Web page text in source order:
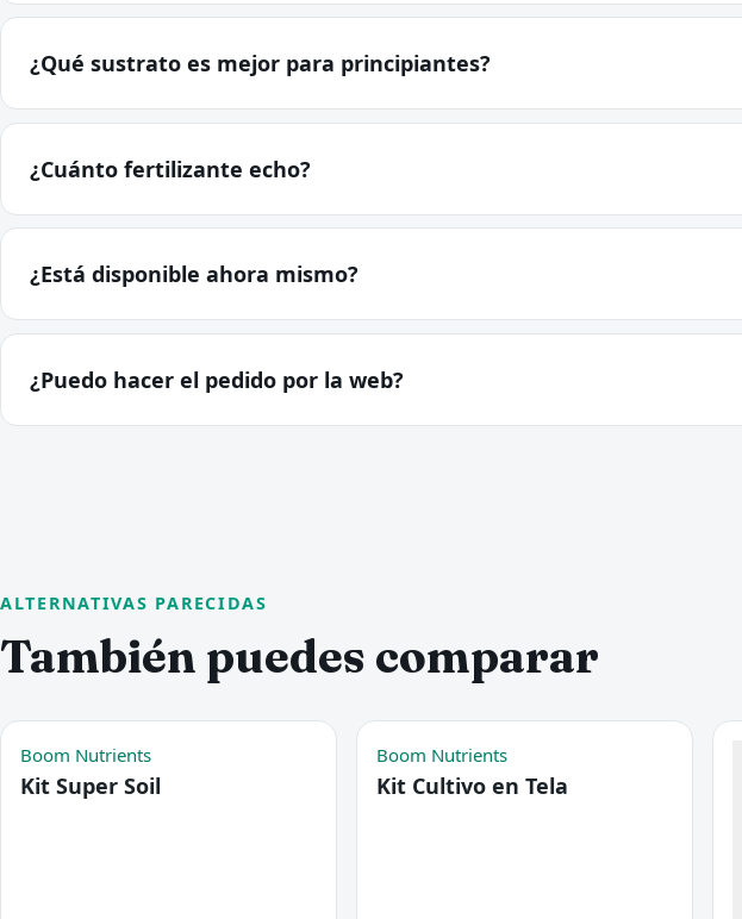
¿Qué sustrato es mejor para principiantes?
¿Cuánto fertilizante echo?
¿Está disponible ahora mismo?
¿Puedo hacer el pedido por la web?
ALTERNATIVAS PARECIDAS
También puedes comparar
Boom Nutrients
Kit Super Soil
Boom Nutrients
Kit Cultivo en Tela